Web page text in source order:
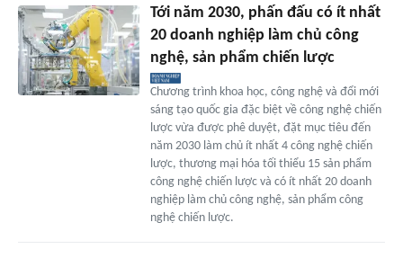
Tới năm 2030, phấn đấu có ít nhất
20 doanh nghiệp làm chủ công
nghệ, sản phẩm chiến lược
Chương trình khoa học, công nghệ và đổi mới
sáng tạo quốc gia đặc biệt về công nghệ chiến
lược vừa được phê duyệt, đặt mục tiêu đến
năm 2030 làm chủ ít nhất 4 công nghệ chiến
lược, thương mại hóa tối thiểu 15 sản phẩm
công nghệ chiến lược và có ít nhất 20 doanh
nghiệp làm chủ công nghệ, sản phẩm công
nghệ chiến lược.